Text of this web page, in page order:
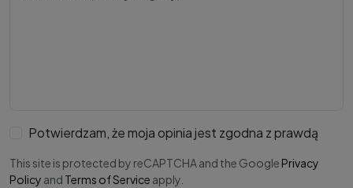
Potwierdzam, że moja opinia jest zgodna z prawdą
This site is protected by reCAPTCHA and the Google Privacy
Policy and Terms of Service apply.